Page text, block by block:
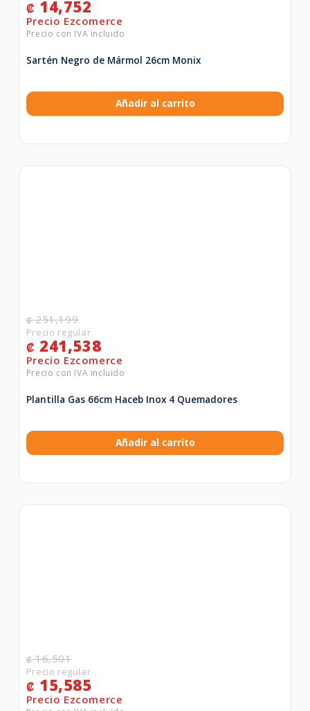
₡ 14,752
Sartén Negro de Mármol 26cm Monix
Añadir al carrito
₡251,199
₡ 241,538
Plantilla Gas 66cm Haceb Inox 4 Quemadores
Añadir al carrito
₡16,501
₡ 15,585